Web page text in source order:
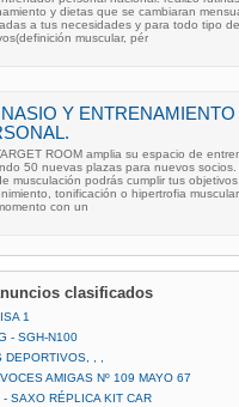
y dietas que se cambiaran
a tus necesidades y para todo tipo de
muscular, pér
Y ENTRENAMIENTO
ROOM amplia su espacio de
50 nuevas plazas para nuevos
musculación podrás cumplir tus
tonificación o hipertrofia
con un
clasificados
1
- SGH-N100
DEPORTIVOS, , ,
AMIGAS Nº 109 MAYO 67
- SAXO RÉPLICA KIT CAR